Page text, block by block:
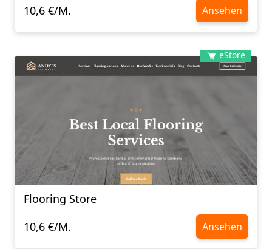
10,6 €/M.
Ansehen
eStore
Flooring Store
10,6 €/M.
Ansehen